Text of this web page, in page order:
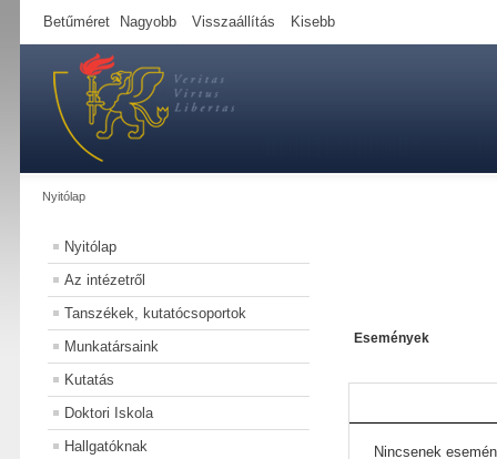
Betűméret Nagyobb Visszaállítás Kisebb
Nyitólap
Nyitólap
Az intézetről
Tanszékek, kutatócsoportok
Munkatársaink
Kutatás
Doktori Iskola
Hallgatóknak
Események
Nincsenek